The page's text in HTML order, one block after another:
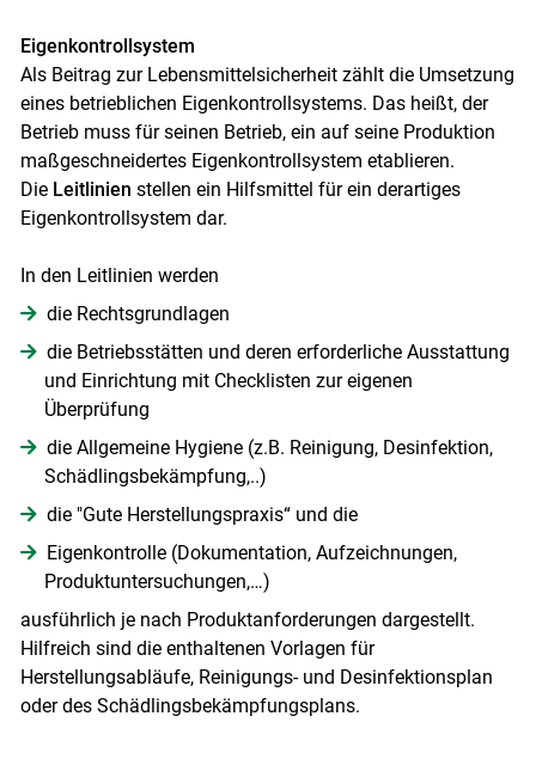
Eigenkontrollsystem
Als Beitrag zur Lebensmittelsicherheit zählt die Umsetzung
eines betrieblichen Eigenkontrollsystems. Das heißt, der
Betrieb muss für seinen Betrieb, ein auf seine Produktion
maßgeschneidertes Eigenkontrollsystem etablieren.
Die Leitlinien stellen ein Hilfsmittel für ein derartiges
Eigenkontrollsystem dar.
In den Leitlinien werden
die Rechtsgrundlagen
die Betriebsstätten und deren erforderliche Ausstattung
und Einrichtung mit Checklisten zur eigenen
Überprüfung
die Allgemeine Hygiene (z.B. Reinigung, Desinfektion,
Schädlingsbekämpfung,..)
die "Gute Herstellungspraxis“ und die
Eigenkontrolle (Dokumentation, Aufzeichnungen,
Produktuntersuchungen,…)
ausführlich je nach Produktanforderungen dargestellt.
Hilfreich sind die enthaltenen Vorlagen für
Herstellungsabläufe, Reinigungs- und Desinfektionsplan
oder des Schädlingsbekämpfungsplans.